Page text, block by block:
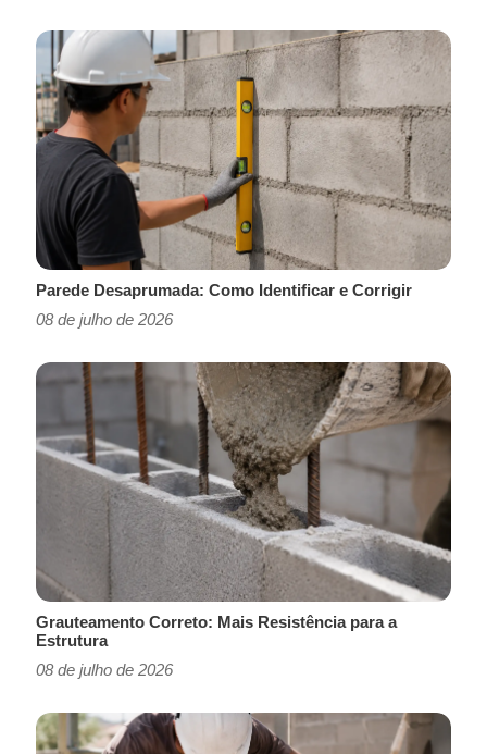
Parede Desaprumada: Como Identificar e Corrigir
08 de julho de 2026
Grauteamento Correto: Mais Resistência para a
Estrutura
08 de julho de 2026